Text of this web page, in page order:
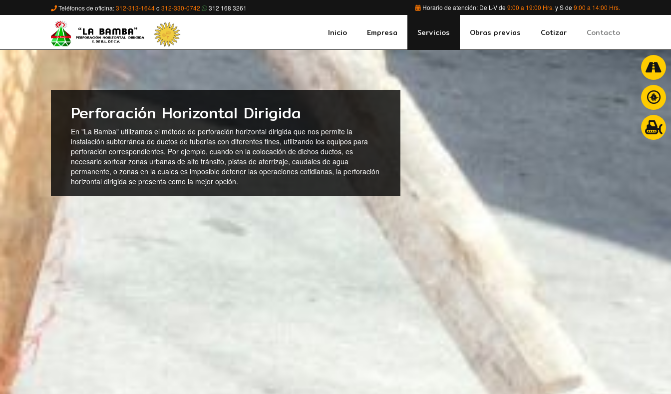
Teléfonos de oficina:312-313-1644o 312-330-0742 312 168 3261 Horario de atención: De L-V de 9:00 a 19:00 Hrs. y S de 9:00 a 14:00 Hrs.
Inicio Empresa Servicios Obras previas Cotizar Contacto
Perforación Horizontal Dirigida
En "La Bamba" utilizamos el método de perforación horizontal dirigida que nos permite la
instalación subterránea de ductos de tuberías con diferentes fines, utilizando los equipos para
perforación correspondientes. Por ejemplo, cuando en la colocación de dichos ductos, es
necesario sortear zonas urbanas de alto tránsito, pistas de aterrizaje, caudales de agua
permanente, o zonas en la cuales es imposible detener las operaciones cotidianas, la perforación
horizontal dirigida se presenta como la mejor opción.